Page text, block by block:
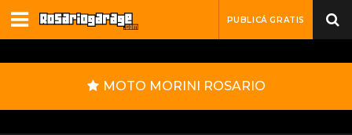
PUBLICÁ GRATIS
MOTO MORINI ROSARIO